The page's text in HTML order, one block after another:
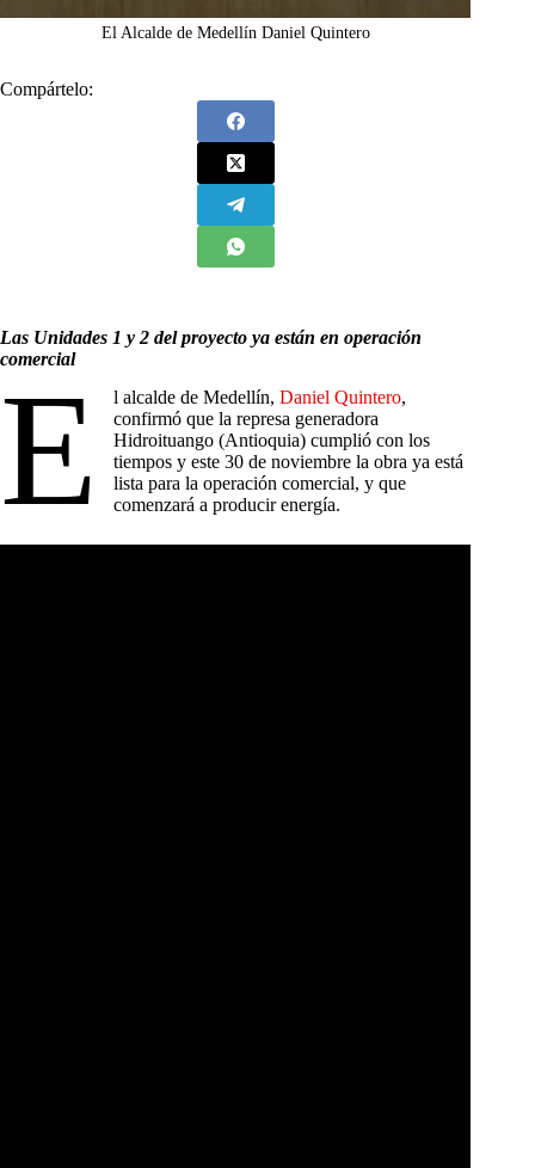
El Alcalde de Medellín Daniel Quintero
Compártelo:
Las Unidades 1 y 2 del proyecto ya están en operación
comercial
E l alcalde de Medellín,Daniel Quintero,
confirmó que la represa generadora
Hidroituango (Antioquia) cumplió con los
tiempos y este 30 de noviembre la obra ya está
lista para la operación comercial, y que
comenzará a producir energía.